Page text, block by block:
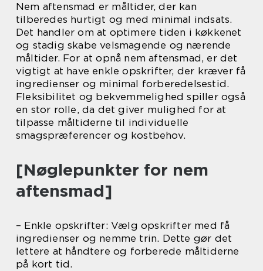
Nem aftensmad er måltider, der kan
tilberedes hurtigt og med minimal indsats.
Det handler om at optimere tiden i køkkenet
og stadig skabe velsmagende og nærende
måltider. For at opnå nem aftensmad, er det
vigtigt at have enkle opskrifter, der kræver få
ingredienser og minimal forberedelsestid.
Fleksibilitet og bekvemmelighed spiller også
en stor rolle, da det giver mulighed for at
tilpasse måltiderne til individuelle
smagspræferencer og kostbehov.
[Nøglepunkter for nem
aftensmad]
– Enkle opskrifter: Vælg opskrifter med få
ingredienser og nemme trin. Dette gør det
lettere at håndtere og forberede måltiderne
på kort tid.